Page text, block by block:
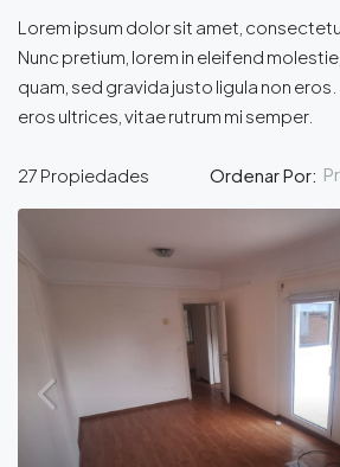
Lorem ipsum dolor sit amet,
Nunc pretium, lorem in eleifend
quam, sed gravida justo ligula non
eros ultrices, vitae rutrum mi semper.
27 Propiedades Ordenar Por: